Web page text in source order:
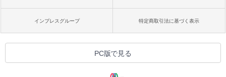
インプレスグループ 特定商取引法に基づく表示
PC版で見る